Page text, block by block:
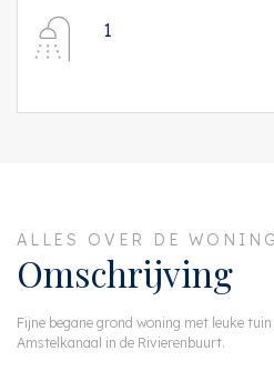
1
ALLES OVER DE WONING
Omschrijving
Fijne begane grond woning met leuke
Amstelkanaal in de Rivierenbuurt.